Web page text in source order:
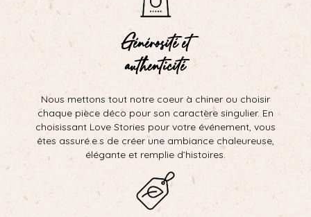
Générosité et
authenticité
Nous mettons tout notre coeur à chiner ou choisir
chaque pièce déco pour son caractère singulier. En
choisissant Love Stories pour votre événement, vous
êtes assuré.e.s de créer une ambiance chaleureuse,
élégante et remplie d’histoires.